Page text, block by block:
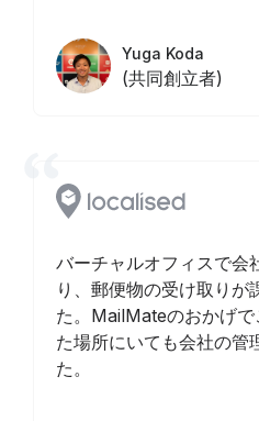
Yuga Koda
(共同創立者)
バーチャルオフィスで会
り、郵便物の受け取りが
た。MailMateのおかげ
た場所にいても会社の管
た。